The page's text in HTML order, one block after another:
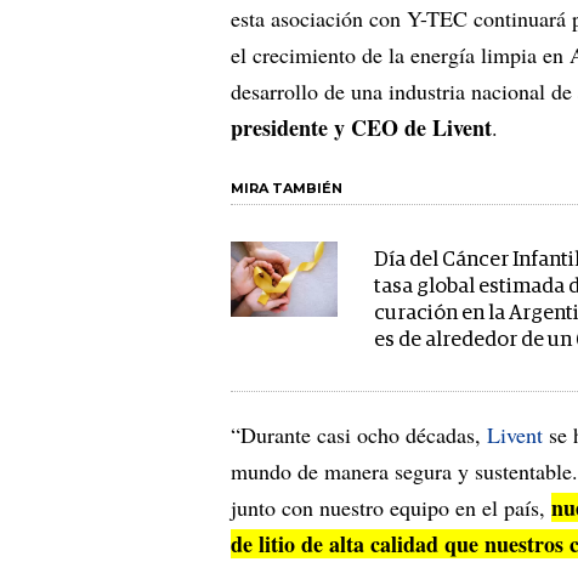
esta asociación con Y-TEC
el crecimiento de la energía limpia en
desarrollo de una industria nacional
presidente y CEO de Livent.
MIRA TAMBIÉN
Día del Cáncer
tasa global estimada
curación en la
es de alrededor de un
“Durante casi ocho décadas, Livent se
mundo de manera segura y
junto con nuestro equipo en el país,
de litio de alta calidad que nuestros